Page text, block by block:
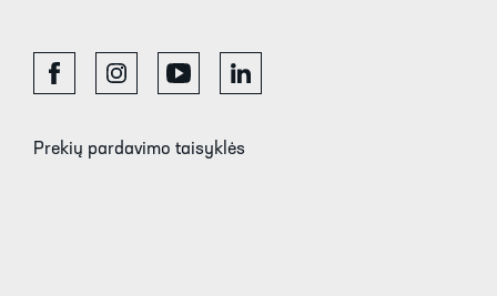
Prekių pardavimo taisyklės